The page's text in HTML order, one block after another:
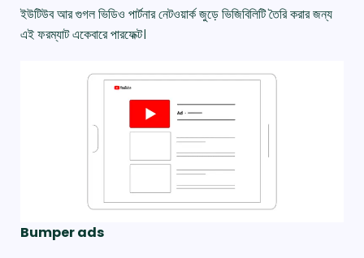
ইউটিউব আর গুগল ভিডিও পার্টনার নেটওয়ার্ক জুড়ে ভিজিবিলিটি তৈরি করার জন্য
এই ফরম্যাট একেবারে পারফেক্ট।
Bumper ads